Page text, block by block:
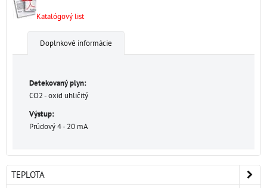
Katalógový list
Doplnkové informácie
Detekovaný plyn:
CO2 - oxid uhličitý
Výstup:
Prúdový 4 - 20 mA
TEPLOTA